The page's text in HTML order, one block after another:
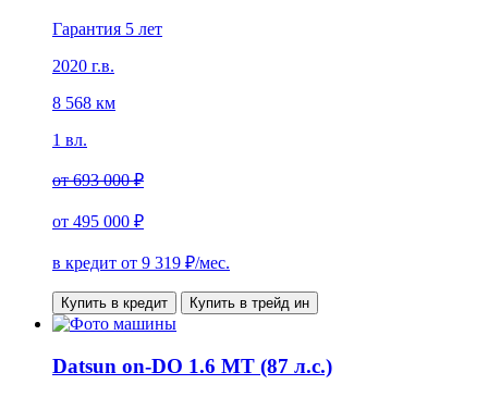
Гарантия 5 лет
2020 г.в.
8 568 км
1 вл.
от693 000 ₽
от 495 000 ₽
в кредит от 9 319 ₽/мес.
Купить в кредит Купить в трейд ин
Datsun on-DO 1.6 МТ (87 л.с.)